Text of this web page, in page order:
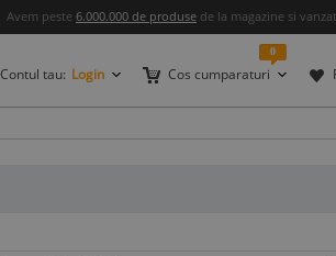
Avem peste 6.000.000 de produse de la magazine si
Contul tau: Login Cos cumparaturi
0